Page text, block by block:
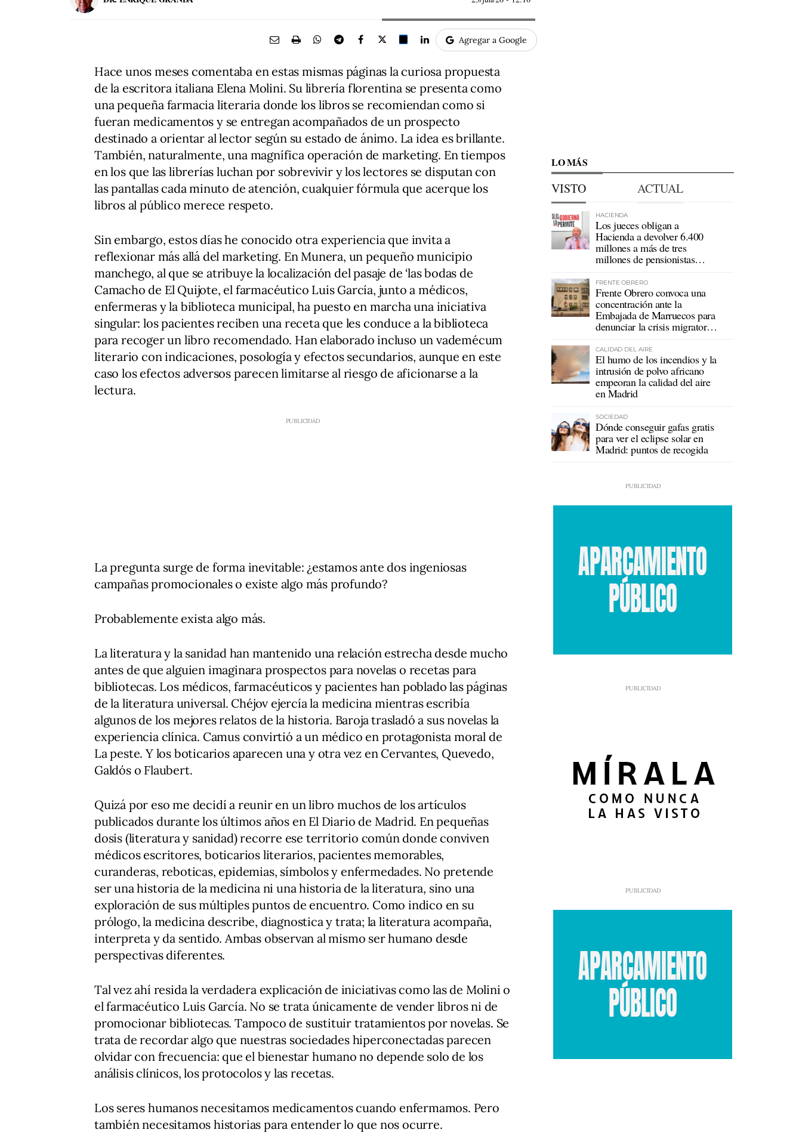
Agregar a Google
Hace unos meses comentaba en estas mismas páginas la curiosa propuesta
de la escritora italiana Elena Molini. Su librería florentina se presenta como
una pequeña farmacia literaria donde los libros se recomiendan como si
fueran medicamentos y se entregan acompañados de un prospecto
destinado a orientar al lector según su estado de ánimo. La idea es brillante.
También, naturalmente, una magnífica operación de marketing. En tiempos
en los que las librerías luchan por sobrevivir y los lectores se disputan con
las pantallas cada minuto de atención, cualquier fórmula que acerque los
libros al público merece respeto.
Sin embargo, estos días he conocido otra experiencia que invita a
reflexionar más allá del marketing. En Munera, un pequeño municipio
manchego, al que se atribuye la localización del pasaje de ‘las bodas de
Camacho de El Quijote, el farmacéutico Luis García, junto a médicos,
enfermeras y la biblioteca municipal, ha puesto en marcha una iniciativa
singular: los pacientes reciben una receta que les conduce a la biblioteca
para recoger un libro recomendado. Han elaborado incluso un vademécum
literario con indicaciones, posología y efectos secundarios, aunque en este
caso los efectos adversos parecen limitarse al riesgo de aficionarse a la
lectura.
La pregunta surge de forma inevitable: ¿estamos ante dos ingeniosas
campañas promocionales o existe algo más profundo?
Probablemente exista algo más.
La literatura y la sanidad han mantenido una relación estrecha desde mucho
antes de que alguien imaginara prospectos para novelas o recetas para
bibliotecas. Los médicos, farmacéuticos y pacientes han poblado las páginas
de la literatura universal. Chéjov ejercía la medicina mientras escribía
algunos de los mejores relatos de la historia. Baroja trasladó a sus novelas la
experiencia clínica. Camus convirtió a un médico en protagonista moral de
La peste. Y los boticarios aparecen una y otra vez en Cervantes, Quevedo,
Galdós o Flaubert.
Quizá por eso me decidí a reunir en un libro muchos de los artículos
publicados durante los últimos años en El Diario de Madrid. En pequeñas
dosis (literatura y sanidad) recorre ese territorio común donde conviven
médicos escritores, boticarios literarios, pacientes memorables,
curanderas, reboticas, epidemias, símbolos y enfermedades. No pretende
ser una historia de la medicina ni una historia de la literatura, sino una
exploración de sus múltiples puntos de encuentro. Como indico en su
prólogo, la medicina describe, diagnostica y trata; la literatura acompaña,
interpreta y da sentido. Ambas observan al mismo ser humano desde
perspectivas diferentes.
Tal vez ahí resida la verdadera explicación de iniciativas como las de Molini o
el farmacéutico Luis García. No se trata únicamente de vender libros ni de
promocionar bibliotecas. Tampoco de sustituir tratamientos por novelas. Se
trata de recordar algo que nuestras sociedades hiperconectadas parecen
olvidar con frecuencia: que el bienestar humano no depende solo de los
análisis clínicos, los protocolos y las recetas.
Los seres humanos necesitamos medicamentos cuando enfermamos. Pero
también necesitamos historias para entender lo que nos ocurre.
LO MÁS
VISTO ACTUAL
HACIENDA
Los jueces obligan a
Hacienda a devolver 6.400
millones a más de tres
millones de pensionistas
FRENTE OBRERO
Frente Obrero convoca una
concentración ante la
Embajada de Marruecos para
denunciar la crisis migratoria
CALIDAD DEL AIRE
El humo de los incendios y la
intrusión de polvo africano
empeoran la calidad del aire
en Madrid
SOCIEDAD
Dónde conseguir gafas gratis
para ver el eclipse solar en
Madrid: puntos de recogida